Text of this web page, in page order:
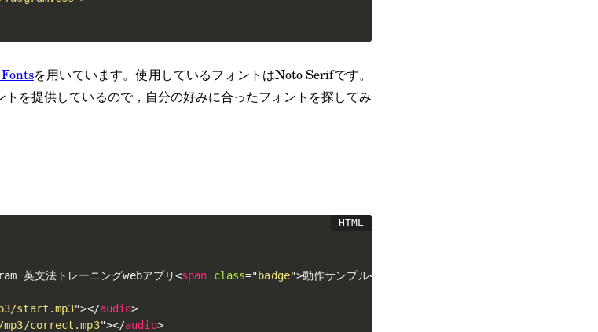
を用いています。使用しているフォントはNoto Serifです。
を提供しているので，自分の好みに合ったフォントを探してみ
英文法トレーニングwebアプリ<span class="badge">動作サンプル</
start.mp3"></audio>
correct.mp3"></audio>